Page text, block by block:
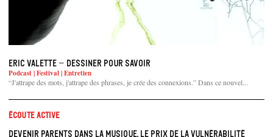
Eric Valette – Dessiner pour savoir
Podcast | Festival | Entretien
“J'attrape des mots, j'attrape des phrases, je crée des connexions.” Dans ce nouvel...
Écoute active
Devenir parents dans la musique, le prix de la vulnérabilité